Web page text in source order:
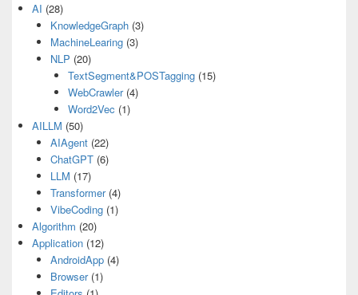
AI (28)
KnowledgeGraph(3)
MachineLearing(3)
NLP (20)
TextSegment&POSTagging (15)
WebCrawler(4)
Word2Vec (1)
AILLM (50)
AIAgent(22)
ChatGPT(6)
LLM (17)
Transformer(4)
VibeCoding(1)
Algorithm (20)
Application (12)
AndroidApp(4)
Browser(1)